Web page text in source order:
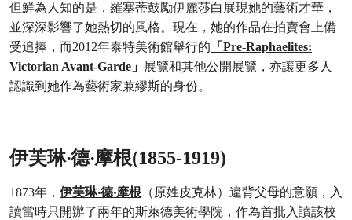
但鮮為人知的是，羅塞蒂鼓勵伊麗莎白展現她的藝術才華，
並深深影響了她熱切的風格。現在，她的作品在拍賣會上備
受追捧，而2012年泰特美術館舉行的 「Pre-Raphaelites:
Victorian Avant-Garde」 展覽和其他公開展覽，亦讓更多人
認識到她作為藝術家兼繆斯的身份。
伊芙琳‧德‧摩根(1855-1919)
1873年， 伊芙琳‧德‧摩根 （原姓皮克林）違背父母的意願，入
讀當時只開辦了兩年的斯萊德美術學院，作為首批入讀該校